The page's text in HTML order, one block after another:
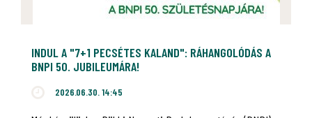
INDUL A "7+1 PECSÉTES KALAND": RÁHANGOLÓDÁS A
BNPI 50. JUBILEUMÁRA!
2026.06.30. 14:45